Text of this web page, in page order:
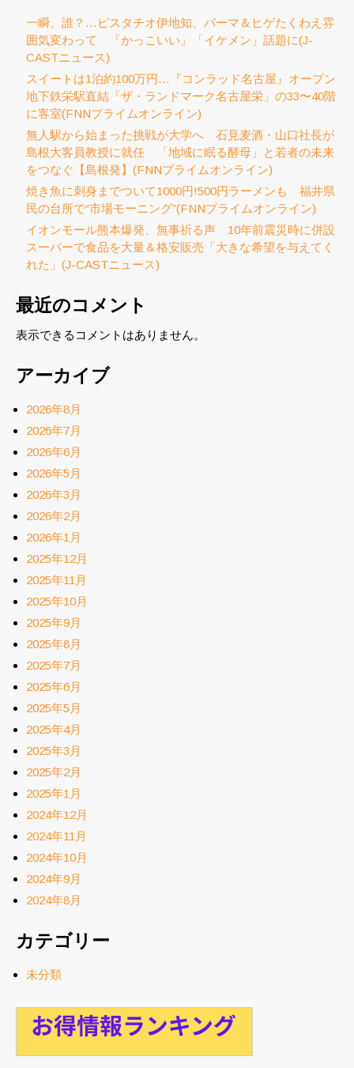
一瞬、誰？…ピスタチオ伊地知、パーマ＆ヒゲたくわえ雰
囲気変わって 「かっこいい」「イケメン」話題に(J-
CASTニュース)
スイートは1泊約100万円…『コンラッド名古屋』オープン
地下鉄栄駅直結「ザ・ランドマーク名古屋栄」の33〜40階
に客室(FNNプライムオンライン)
無人駅から始まった挑戦が大学へ 石見麦酒・山口社長が
島根大客員教授に就任 「地域に眠る酵母」と若者の未来
をつなぐ【島根発】(FNNプライムオンライン)
焼き魚に刺身までついて1000円!500円ラーメンも 福井県
民の台所で“市場モーニング”(FNNプライムオンライン)
イオンモール熊本爆発、無事祈る声 10年前震災時に併設
スーパーで食品を大量＆格安販売「大きな希望を与えてく
れた」(J-CASTニュース)
最近のコメント
表示できるコメントはありません。
アーカイブ
2026年8月
2026年7月
2026年6月
2026年5月
2026年3月
2026年2月
2026年1月
2025年12月
2025年11月
2025年10月
2025年9月
2025年8月
2025年7月
2025年6月
2025年5月
2025年4月
2025年3月
2025年2月
2025年1月
2024年12月
2024年11月
2024年10月
2024年9月
2024年8月
カテゴリー
未分類